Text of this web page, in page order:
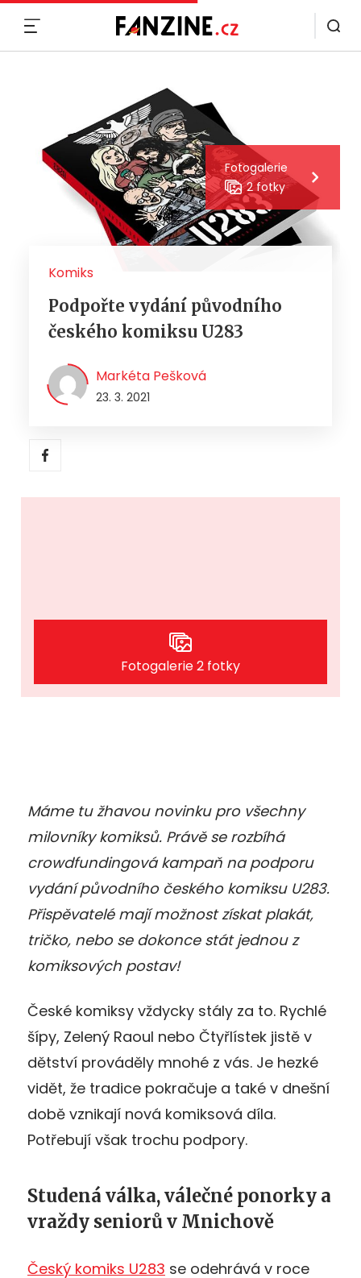
Fotogalerie
2 fotky
Komiks
Podpořte vydání původního
českého komiksu U283
Markéta Pešková
23. 3. 2021
Fotogalerie 2 fotky
Máme tu žhavou novinku pro všechny
milovníky komiksů. Právě se rozbíhá
crowdfundingová kampaň na podporu
vydání původního českého komiksu U283.
Přispěvatelé mají možnost získat plakát,
tričko, nebo se dokonce stát jednou z
komiksových postav!
České komiksy vždycky stály za to. Rychlé
šípy, Zelený Raoul nebo Čtyřlístek jistě v
dětství prováděly mnohé z vás. Je hezké
vidět, že tradice pokračuje a také v dnešní
době vznikají nová komiksová díla.
Potřebují však trochu podpory.
Studená válka, válečné ponorky a
vraždy seniorů v Mnichově
Český komiks U283 se odehrává v roce